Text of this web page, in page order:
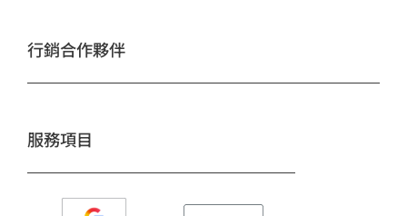
k
a
行銷合作夥伴
服務項目